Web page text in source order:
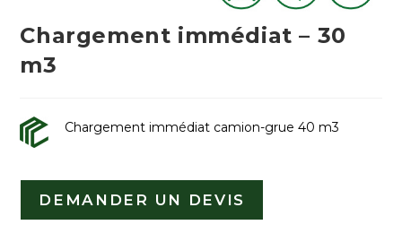
Chargement immédiat – 30
m3
Chargement immédiat camion-grue 40 m3
DEMANDER UN DEVIS